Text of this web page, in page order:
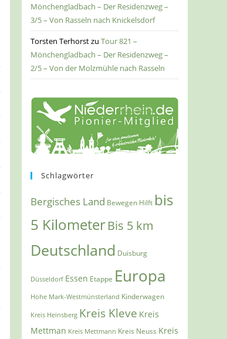
Mönchengladbach – Der Residenzweg –
3/5 – Von Rasseln nach Knickelsdorf
Torsten TerhorstzuTour 821 –
Mönchengladbach – Der Residenzweg –
2/5 – Von der Molzmühle nach Rasseln
Schlagwörter
Bergisches Land Bewegen Hilft bis
5 KilometerBis 5 km
Deutschland Duisburg
Düsseldorf Essen Etappe Europa
Hohe Mark-Westmünsterland Kinderwagen
Kreis Heinsberg Kreis Kleve Kreis
Mettman Kreis Mettmann Kreis Neuss Kreis